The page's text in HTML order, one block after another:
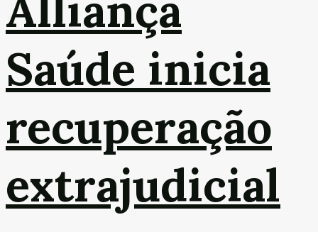
Saúde inicia
recuperação
extrajudicial